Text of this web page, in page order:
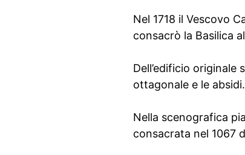
Nel 1718 il Vescovo
consacrò la Basilica
Dell’edificio
ottagonale e le absidi.
Nella scenografica
consacrata nel 1067